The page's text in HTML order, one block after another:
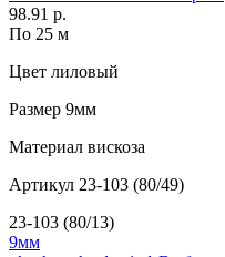
98.91 р.
По 25 м
Цвет лиловый
Размер 9мм
Материал вискоза
Артикул 23-103 (80/49)
23-103 (80/13)
9мм